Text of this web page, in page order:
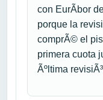
con EurÃ­bor
porque la
comprÃ© el
primera cuota
Ãºltima